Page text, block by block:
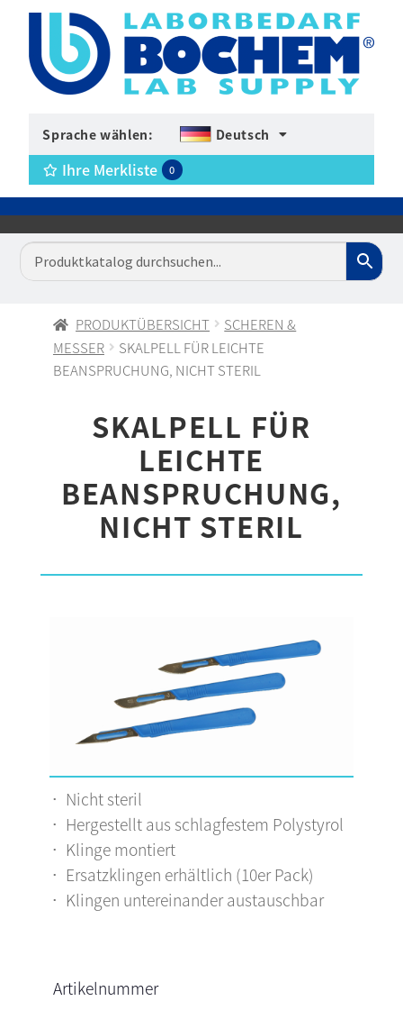
Sprache wählen: Deutsch
Ihre Merkliste 0
PRODUKTÜBERSICHT
SCHEREN &
MESSER
SKALPELL FÜR LEICHTE
BEANSPRUCHUNG, NICHT STERIL
SKALPELL FÜR
LEICHTE
BEANSPRUCHUNG,
NICHT STERIL
Nicht steril
Hergestellt aus schlagfestem Polystyrol
Klinge montiert
Ersatzklingen erhältlich (10er Pack)
Klingen untereinander austauschbar
Artikelnummer